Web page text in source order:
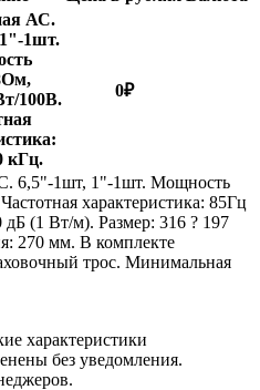
АС.
1шт.
100В.
кГц.
0₽
6,5"-1шт, 1"-1шт. Мощность
характеристика: 85Гц
дБ (1 Вт/м). Размер: 316 ? 197
270 мм. В комплекте
трос. Минимальная
характеристики
без уведомления.